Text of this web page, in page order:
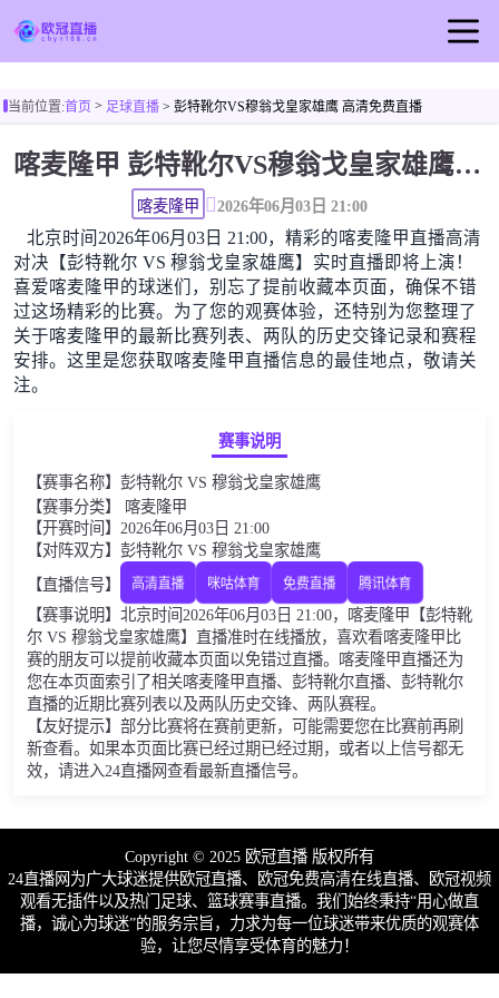
足球直播
欧冠视频
欧冠新闻
当前位置:首页> 足球直播> 彭特靴尔VS穆翁戈皇家雄鹰 高清免费直播
喀麦隆甲 彭特靴尔VS穆翁戈皇家雄鹰高清直播免费观看
喀麦隆甲 2026年06月03日 21:00
北京时间2026年06月03日 21:00，精彩的喀麦隆甲直播高清
对决【彭特靴尔 VS 穆翁戈皇家雄鹰】实时直播即将上演！
喜爱喀麦隆甲的球迷们，别忘了提前收藏本页面，确保不错
过这场精彩的比赛。为了您的观赛体验，还特别为您整理了
关于喀麦隆甲的最新比赛列表、两队的历史交锋记录和赛程
安排。这里是您获取喀麦隆甲直播信息的最佳地点，敬请关
注。
赛事说明
【赛事名称】彭特靴尔 VS 穆翁戈皇家雄鹰
【赛事分类】 喀麦隆甲
【开赛时间】2026年06月03日 21:00
【对阵双方】彭特靴尔 VS 穆翁戈皇家雄鹰
【直播信号】
高清直播 咪咕体育 免费直播 腾讯体育
【赛事说明】北京时间2026年06月03日 21:00，喀麦隆甲【彭特靴
尔 VS 穆翁戈皇家雄鹰】直播准时在线播放，喜欢看喀麦隆甲比
赛的朋友可以提前收藏本页面以免错过直播。喀麦隆甲直播还为
您在本页面索引了相关喀麦隆甲直播、彭特靴尔直播、彭特靴尔
直播的近期比赛列表以及两队历史交锋、两队赛程。
【友好提示】部分比赛将在赛前更新，可能需要您在比赛前再刷
新查看。如果本页面比赛已经过期已经过期，或者以上信号都无
效，请进入24直播网查看最新直播信号。
Copyright © 2025 欧冠直播 版权所有
24直播网为广大球迷提供欧冠直播、欧冠免费高清在线直播、欧冠视频
观看无插件以及热门足球、篮球赛事直播。我们始终秉持“用心做直
播，诚心为球迷”的服务宗旨，力求为每一位球迷带来优质的观赛体
验，让您尽情享受体育的魅力！